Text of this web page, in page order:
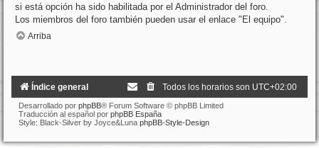
si está opción ha sido habilitada por el Administrador del foro.
Los miembros del foro también pueden usar el enlace "El equipo".
Arriba
Índice general Todos los horarios son UTC+02:00
Desarrollado por phpBB® Forum Software © phpBB Limited
Traducción al español por phpBB España
Style: Black-Silver by Joyce&Luna phpBB-Style-Design